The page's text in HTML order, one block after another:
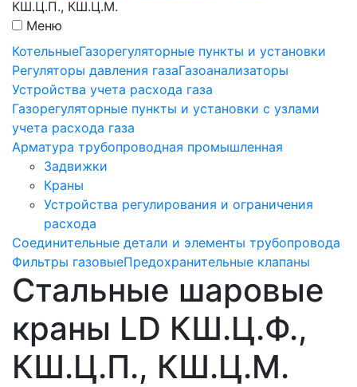
КШ.Ц.П., КШ.Ц.М.
Меню
КотельныеГазорегуляторные пункты и установки
Регуляторы давления газаГазоанализаторы
Устройства учета расхода газа
Газорегуляторные пункты и установки с узлами
учета расхода газа
Арматура трубопроводная промышленная
Задвижки
Краны
Устройства регулирования и ограничения
расхода
Соединительные детали и элементы трубопровода
Фильтры газовыеПредохранительные клапаны
Стальные шаровые
краны LD КШ.Ц.Ф.,
КШ.Ц.П., КШ.Ц.М.